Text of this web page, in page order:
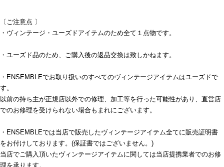
〔ご注意点 〕
・ヴィンテージ・ユーズドアイテムのため全て１点物です。
・ユーズド品のため、ご購入後の返品交換は致しかねます。
・ENSEMBLEでお取り扱いのすべてのヴィンテージアイテムはユーズドで
す。
以前の持ち主が正規店以外での修理、加工等を行った可能性があり、直営店
でのお修理を受けられない場合もまれにございます。
・ENSEMBLEでは当店で販売したヴィンテージアイテム全てに販売証明書
をお付けしております。(保証書ではございません。)
当店でご購入頂いたヴィンテージアイテムに関しては当店提携業者でのお修
理を承ります。